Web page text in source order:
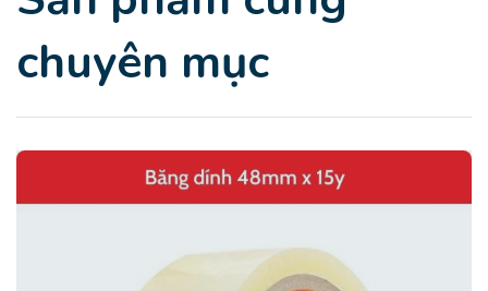
chuyên mục